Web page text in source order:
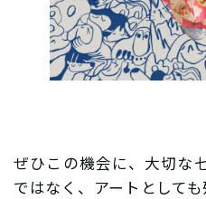
ぜひこの機会に、大切な
ではなく、アートとして